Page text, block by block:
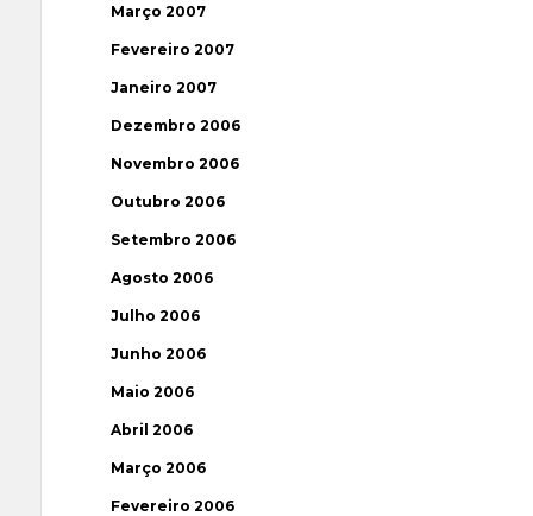
Março 2007
Fevereiro 2007
Janeiro 2007
Dezembro 2006
Novembro 2006
Outubro 2006
Setembro 2006
Agosto 2006
Julho 2006
Junho 2006
Maio 2006
Abril 2006
Março 2006
Fevereiro 2006